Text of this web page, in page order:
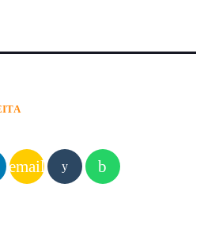
email